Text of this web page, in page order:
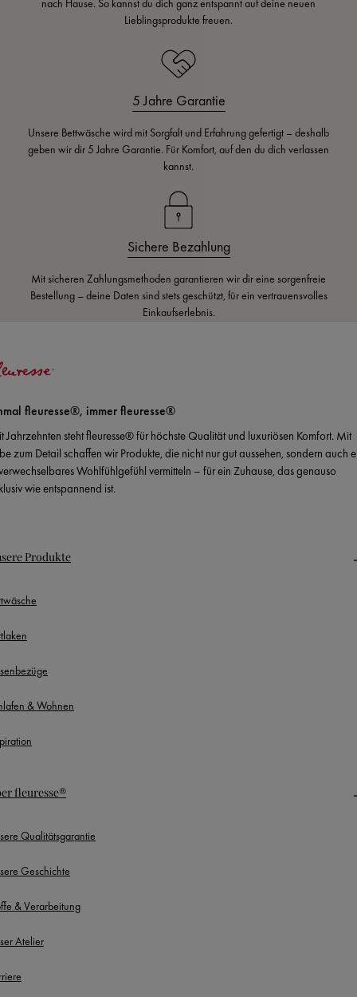
nach Hause. So kannst du dich ganz entspannt auf deine neuen
Lieblingsprodukte freuen.
5 Jahre Garantie
Unsere Bettwäsche wird mit Sorgfalt und Erfahrung gefertigt – deshalb
geben wir dir 5 Jahre Garantie. Für Komfort, auf den du dich verlassen
kannst.
Sichere Bezahlung
Mit sicheren Zahlungsmethoden garantieren wir dir eine sorgenfreie
Bestellung – deine Daten sind stets geschützt, für ein vertrauensvolles
Einkaufserlebnis.
fleuresse®, immer fleuresse®
Jahrzehnten steht fleuresse® für höchste Qualität und luxuriösen Komfort. Mit
zum Detail schaffen wir Produkte, die nicht nur gut aussehen, sondern auch
Wohlfühlgefühl vermitteln – für ein Zuhause, das genauso
wie entspannend ist.
Produkte
& Wohnen
fleuresse®
Qualitätsgarantie
Geschichte
& Verarbeitung
Atelier